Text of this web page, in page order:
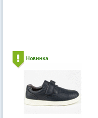
Новинка